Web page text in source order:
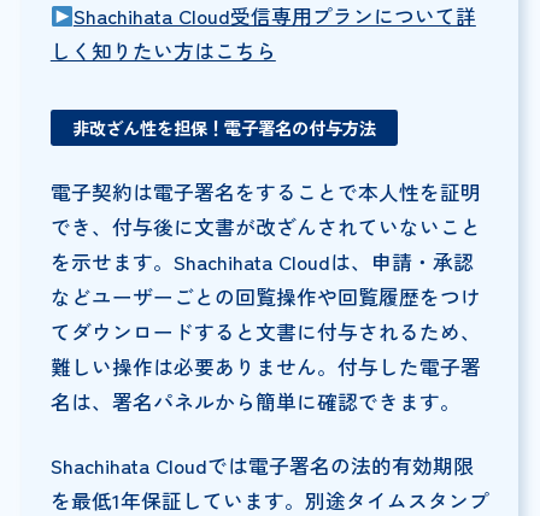
Shachihata Cloud受信専用プランについて詳
しく知りたい方はこちら
非改ざん性を担保！電子署名の付与方法
電子契約は電子署名をすることで本人性を証明
でき、付与後に文書が改ざんされていないこと
を示せます。Shachihata Cloudは、申請・承認
などユーザーごとの回覧操作や回覧履歴をつけ
てダウンロードすると文書に付与されるため、
難しい操作は必要ありません。付与した電子署
名は、署名パネルから簡単に確認できます。
Shachihata Cloudでは電子署名の法的有効期限
を最低1年保証しています。別途タイムスタンプ